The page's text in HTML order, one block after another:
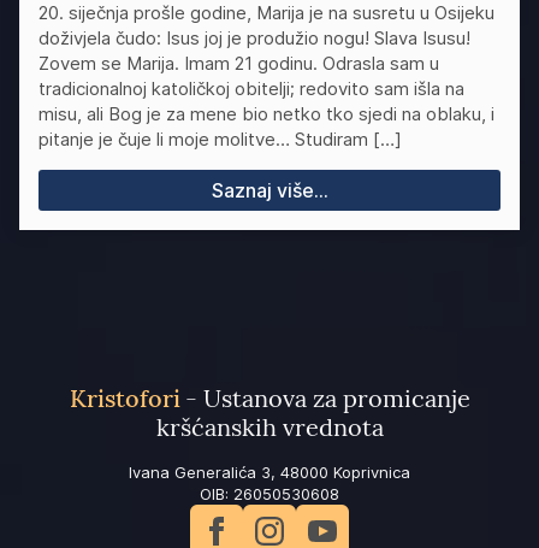
20. siječnja prošle godine, Marija je na susretu u Osijeku
doživjela čudo: Isus joj je produžio nogu! Slava Isusu!
Zovem se Marija. Imam 21 godinu. Odrasla sam u
tradicionalnoj katoličkoj obitelji; redovito sam išla na
misu, ali Bog je za mene bio netko tko sjedi na oblaku, i
pitanje je čuje li moje molitve… Studiram […]
Saznaj više...
Kristofori - Ustanova za promicanje
kršćanskih vrednota
Ivana Generalića 3, 48000 Koprivnica
OIB: 26050530608